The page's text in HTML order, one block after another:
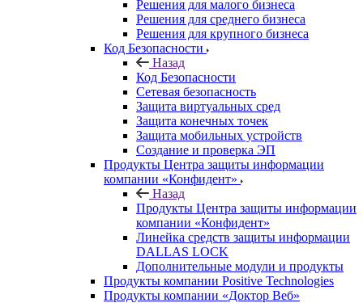
Решения для малого бизнеса
Решения для среднего бизнеса
Решения для крупного бизнеса
Код Безопасности
Назад
Код Безопасности
Сетевая безопасность
Защита виртуальных сред
Защита конечных точек
Защита мобильных устройств
Создание и проверка ЭП
Продукты Центра защиты информации
компании «Конфидент»
Назад
Продукты Центра защиты информации
компании «Конфидент»
Линейка средств защиты информации
DALLAS LOCK
Дополнительные модули и продукты
Продукты компании Positive Technologies
Продукты компании «Доктор Веб»